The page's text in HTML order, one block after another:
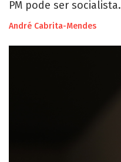
PM pode ser socialista.
André Cabrita-Mendes